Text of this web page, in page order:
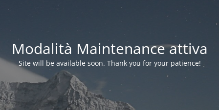
Modalità Maintenance attiva
Site will be available soon. Thank you for your patience!